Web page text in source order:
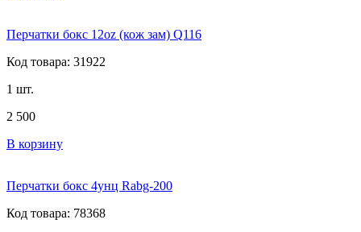
Перчатки бокс 12oz (кож зам) Q116
Код товара: 31922
1 шт.
2 500
В корзину
Перчатки бокс 4унц Rabg-200
Код товара: 78368